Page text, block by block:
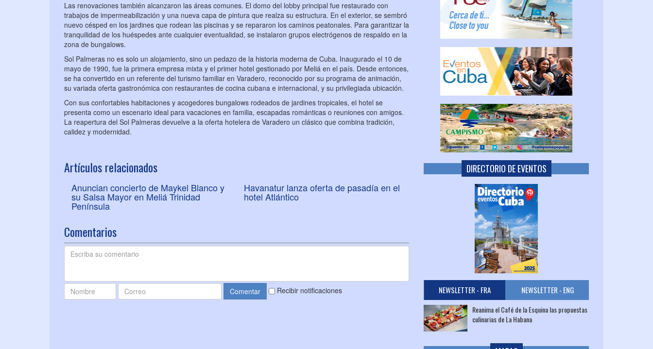
Las renovaciones también alcanzaron las áreas comunes. El domo del lobby principal fue restaurado con
trabajos de impermeabilización y una nueva capa de pintura que realza su estructura. En el exterior, se sembró
nuevo césped en los jardines que rodean las piscinas y se repararon los caminos peatonales. Para garantizar la
tranquilidad de los huéspedes ante cualquier eventualidad, se instalaron grupos electrógenos de respaldo en la
zona de bungalows.
Sol Palmeras no es solo un alojamiento, sino un pedazo de la historia moderna de Cuba. Inaugurado el 10 de
mayo de 1990, fue la primera empresa mixta y el primer hotel gestionado por Meliá en el país. Desde entonces,
se ha convertido en un referente del turismo familiar en Varadero, reconocido por su programa de animación,
su variada oferta gastronómica con restaurantes de cocina cubana e internacional, y su privilegiada ubicación.
Con sus confortables habitaciones y acogedores bungalows rodeados de jardines tropicales, el hotel se
presenta como un escenario ideal para vacaciones en familia, escapadas románticas o reuniones con amigos.
La reapertura del Sol Palmeras devuelve a la oferta hotelera de Varadero un clásico que combina tradición,
calidez y modernidad.
Artículos relacionados
Anuncian concierto de Maykel Blanco y
su Salsa Mayor en Meliá Trinidad
Península
Havanatur lanza oferta de pasadía en el
hotel Atlántico
Comentarios
Recibir notificaciones
DIRECTORIO DE EVENTOS
NEWSLETTER - FRA NEWSLETTER - ENG
Reanima el Café de la Esquina las propuestas
culinarias de La Habana